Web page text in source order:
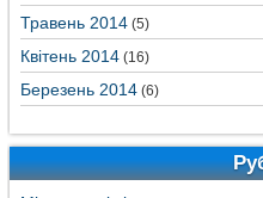
Травень 2014 (5)
Квітень 2014 (16)
Березень 2014 (6)